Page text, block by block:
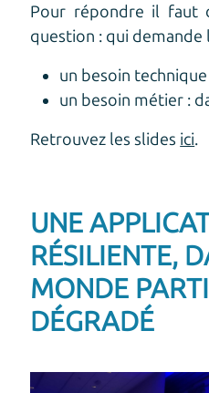
Pour répondre il faut
question : qui demande
un besoin
un besoin métier :
Retrouvez les slides ici
UNE
RÉSILIENTE,
MONDE
DÉGRADÉ